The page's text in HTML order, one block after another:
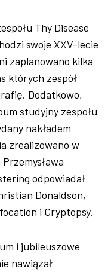
Thy Disease
swoje XXV-lecie
zaplanowano kilka
których zespół
Dodatkowo,
studyjny zespołu
nakładem
zrealizowano w
odpowiadał
Donaldson,
i Cryptopsy.
i jubileuszowe
nawiązał